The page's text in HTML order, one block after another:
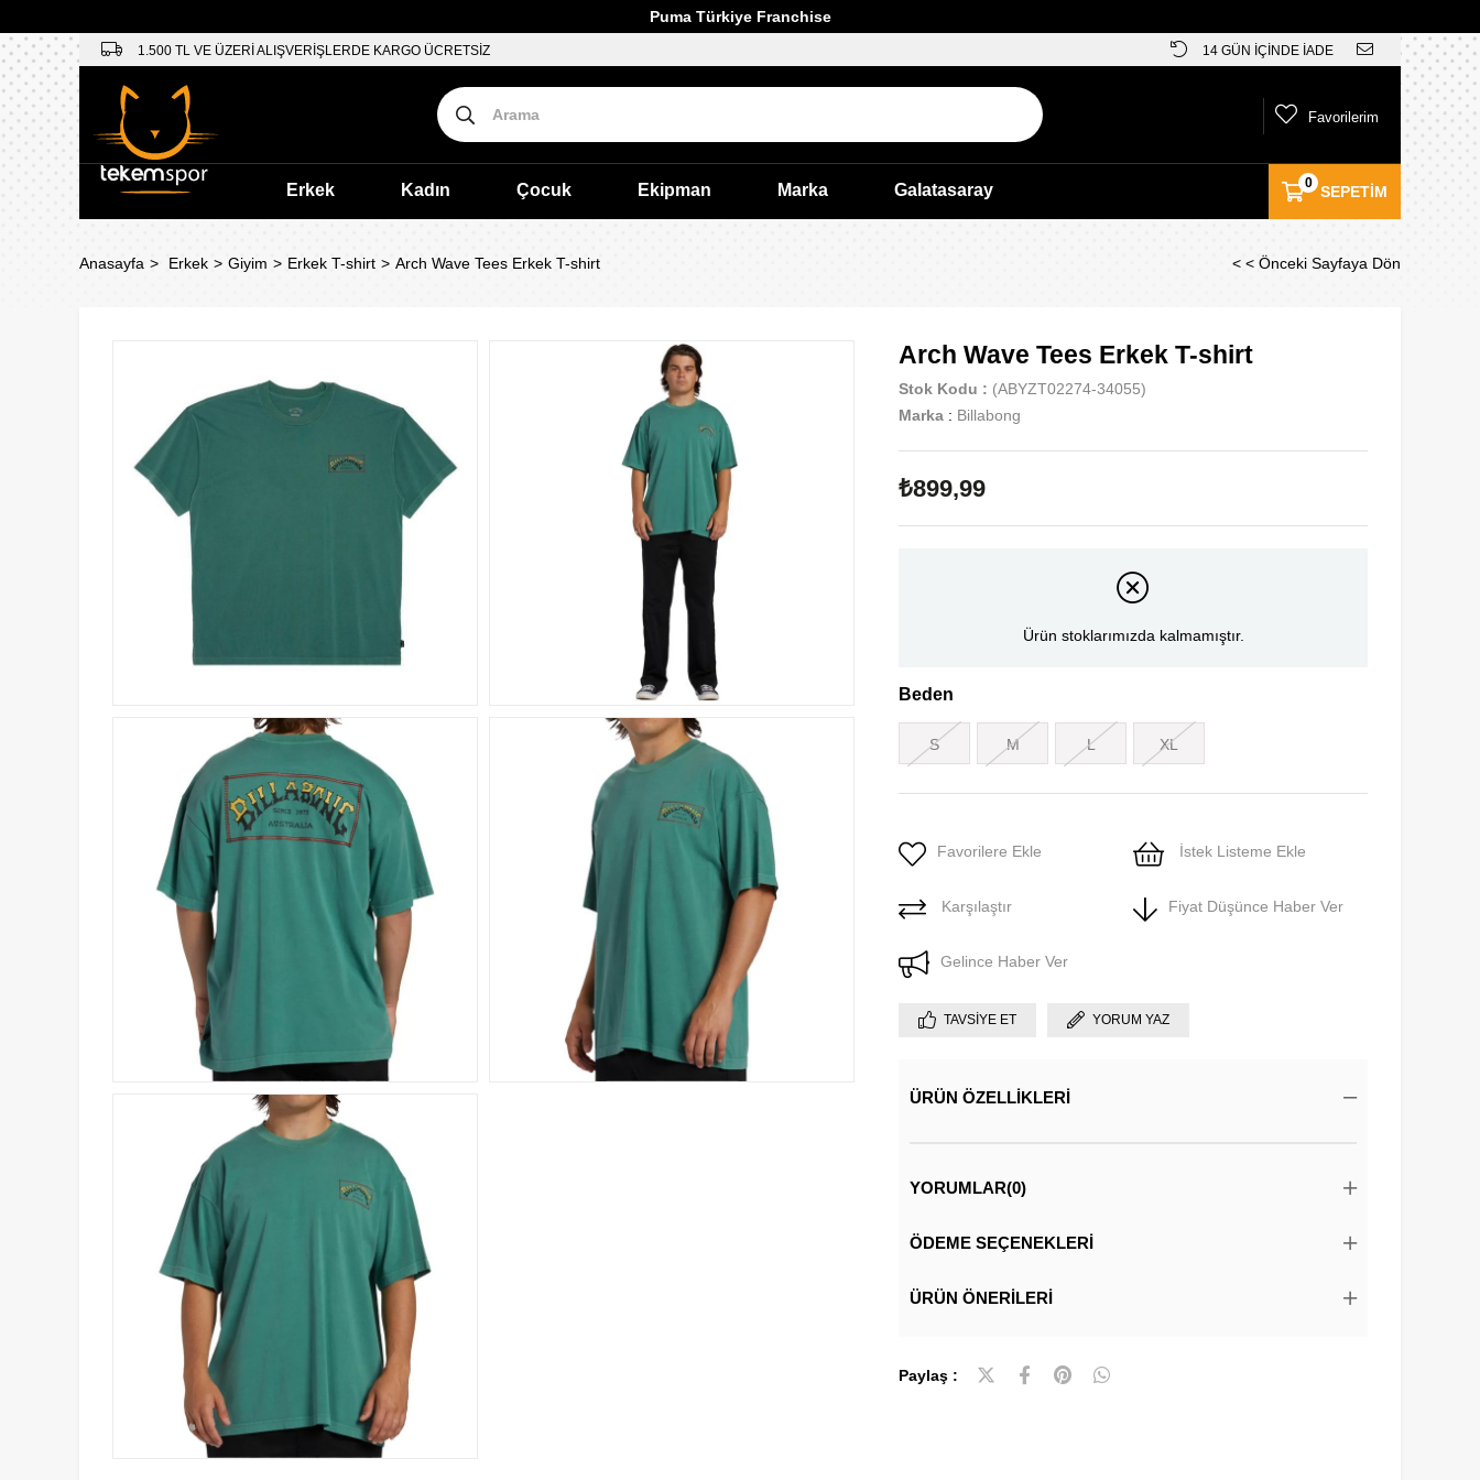
Puma Türkiye Franchise
1.500 TL VE ÜZERİ ALIŞVERİŞLERDE KARGO ÜCRETSİZ 14 GÜN İÇİNDE İADE
SEPETIM
0
Favorilerim
Erkek Kadın Çocuk Ekipman Marka Galatasaray
Anasayfa Erkek Giyim Erkek T-shirt Arch Wave Tees Erkek T-shirt < < Önceki Sayfaya Dön
Arch Wave Tees Erkek T-shirt
Stok Kodu
(ABYZT02274-34055)
Marka : Billabong
₺899,99
Ürün stoklarımızda kalmamıştır.
Beden
S M L XL
Favorilere Ekle İstek Listeme Ekle
Karşılaştır Fiyat Düşünce Haber Ver
Gelince Haber Ver
TAVSIYE ET YORUM YAZ
ÜRÜN ÖZELLIKLERI
YORUMLAR(0)
ÖDEME SEÇENEKLERI
ÜRÜN ÖNERILERI
Paylaş :